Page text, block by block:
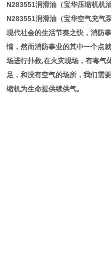
N283551润滑油（宝华压缩机机油
N283551润滑油（宝华空气充气泵
现代社会的生活节奏之快，消防
情，然而消防事业的其中一个点
场进行扑救,在火灾现场，有毒气
足，和没有空气的场所，我们需
缩机为生命提供续供气。